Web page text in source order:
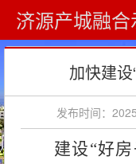
济源产城融
您现在的位置：首页
加快建
发布时间：
建设“好